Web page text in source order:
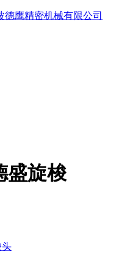
盛旋梭
头